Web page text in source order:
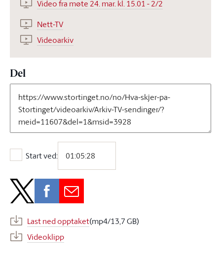
Video fra møte 24. mar. kl. 15.01 - 2/2
Nett-TV
Videoarkiv
Del
Start ved:
Start ved:
Last ned opptaket(mp4/13,7 GB)
Videoklipp